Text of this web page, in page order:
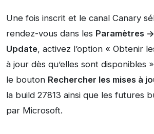
Une fois inscrit et le canal Canary
rendez-vous dans les Paramètres -
Update, activez l’option « Obtenir
à jour dès qu’elles sont disponibles
le bouton Rechercher les mises à
la build 27813 ainsi que les futures
par Microsoft.